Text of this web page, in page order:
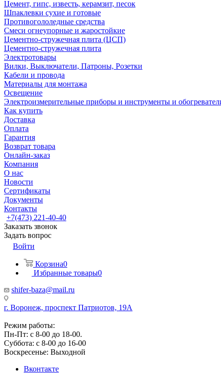
Цемент, гипс, известь, керамзит, песок
Шпаклевки сухие и готовые
Противогололедные средства
Смеси огнеупорные и жаростойкие
Цементно-стружечная плита (ЦСП)
Цементно-стружечная плита
Электротовары
Вилки, Выключатели, Патроны, Розетки
Кабели и провода
Материалы для монтажа
Освещение
Электроизмерительные приборы и инструменты и
Как купить
Доставка
Оплата
Гарантия
Возврат товара
Онлайн-заказ
Компания
О нас
Новости
Сертификаты
Документы
Контакты
+7(473) 221-40-40
Заказать звонок
Задать вопрос
Войти
Корзина0
Избранные товары0
shifer-baza@mail.ru
г. Воронеж, проспект Патриотов, 19А
Режим работы:
Пн-Пт: с 8-00 до 18-00.
Суббота: с 8-00 до 16-00
Воскресенье: Выходной
Вконтакте